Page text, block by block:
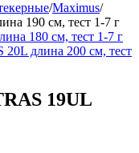
/Maximus/
190 см, тест 1-7 г
180 см, тест 1-7 г
длина 200 см, тест
19UL